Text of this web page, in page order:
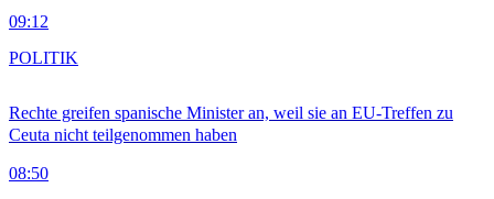
09:12
Rechte greifen spanische Minister an, weil sie an EU-Treffen zu
Ceuta nicht teilgenommen haben
08:50
POLITIK